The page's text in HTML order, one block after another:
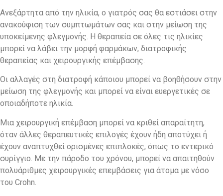
Ανεξάρτητα από την ηλικία, ο γιατρός σας θα εστιάσει στην
ανακούφιση των συμπτωμάτων σας και στην μείωση της
υποκείμενης φλεγμονής. Η θεραπεία σε όλες τις ηλικίες
μπορεί να λάβει την μορφή φαρμάκων, διατροφικής
θεραπείας και χειρουργικής επέμβασης.
Οι αλλαγές στη διατροφή κάποιου μπορεί να βοηθήσουν στην
μείωση της φλεγμονής και μπορεί να είναι ευεργετικές σε
οποιαδήποτε ηλικία.
Μια χειρουργική επέμβαση μπορεί να κριθεί απαραίτητη,
όταν άλλες θεραπευτικές επιλογές έχουν ήδη αποτύχει ή
έχουν αναπτυχθεί ορισμένες επιπλοκές, όπως το εντερικό
συρίγγιο. Με την πάροδο του χρόνου, μπορεί να απαιτηθούν
πολυάριθμες χειρουργικές επεμβάσεις για άτομα με νόσο
του Crohn.